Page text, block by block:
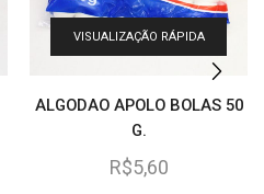
VISUALIZAÇÃO RÁPIDA
ALGODAO APOLO BOLAS 50
G.
R$5,60